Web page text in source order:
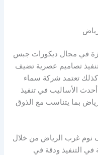
في مجال ديكورات جبس
تصاميم عصرية تضيف
تعتمد شركة سماء
الأساليب في تنفيذ
بما يتناسب مع الذوق
نوم غرب الرياض من خلال
التنفيذ ودقة في